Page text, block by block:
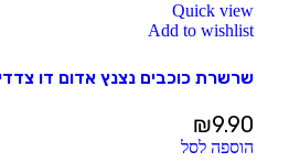
Quick view
Add to wishlist
שרשרת כוכבים נצנץ אדום דו
₪9.90
הוספה לסל